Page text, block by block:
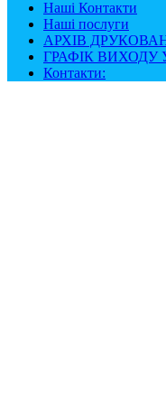
Наші Контакти
Наші послуги
АРХІВ
ГРАФІК ВИХОДУ
Контакти: